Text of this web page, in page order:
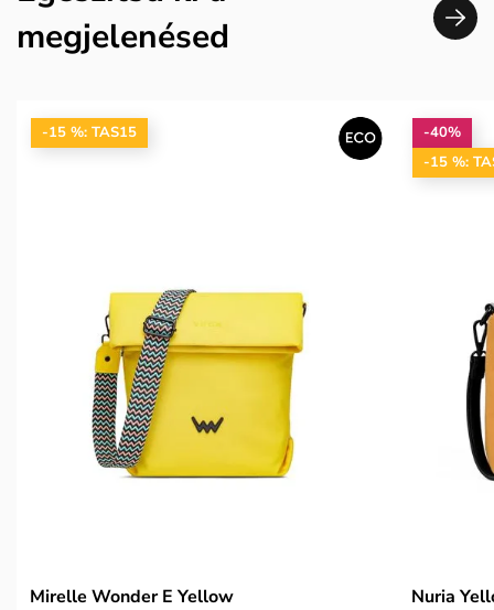
megjelenésed
-15 %: TAS15
Mirelle Wonder E Yellow
-40%
-15 %:
Nuria